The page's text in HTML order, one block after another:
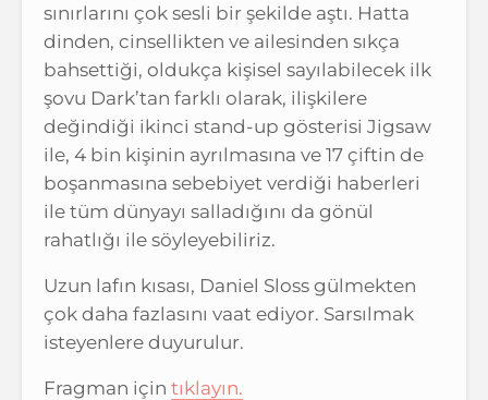
sınırlarını çok sesli bir şekilde aştı. Hatta
dinden, cinsellikten ve ailesinden sıkça
bahsettiği, oldukça kişisel sayılabilecek ilk
şovu Dark’tan farklı olarak, ilişkilere
değindiği ikinci stand-up gösterisi Jigsaw
ile, 4 bin kişinin ayrılmasına ve 17 çiftin de
boşanmasına sebebiyet verdiği haberleri
ile tüm dünyayı salladığını da gönül
rahatlığı ile söyleyebiliriz.
Uzun lafın kısası, Daniel Sloss gülmekten
çok daha fazlasını vaat ediyor. Sarsılmak
isteyenlere duyurulur.
Fragman için tıklayın.